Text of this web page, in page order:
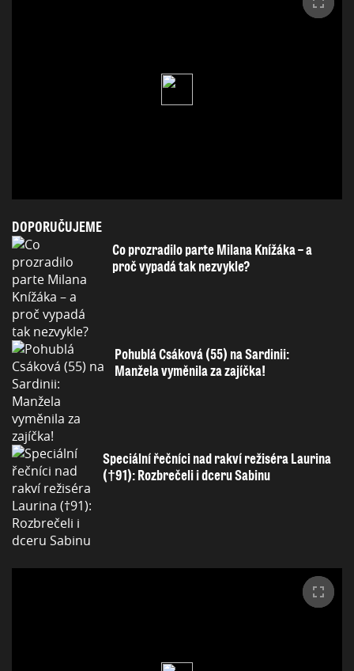
DOPORUČUJEME
Co prozradilo parte Milana Knížáka – a
proč vypadá tak nezvykle?
Pohublá Csáková (55) na Sardinii:
Manžela vyměnila za zajíčka!
Speciální řečníci nad rakví režiséra Laurina
(†91): Rozbrečeli i dceru Sabinu